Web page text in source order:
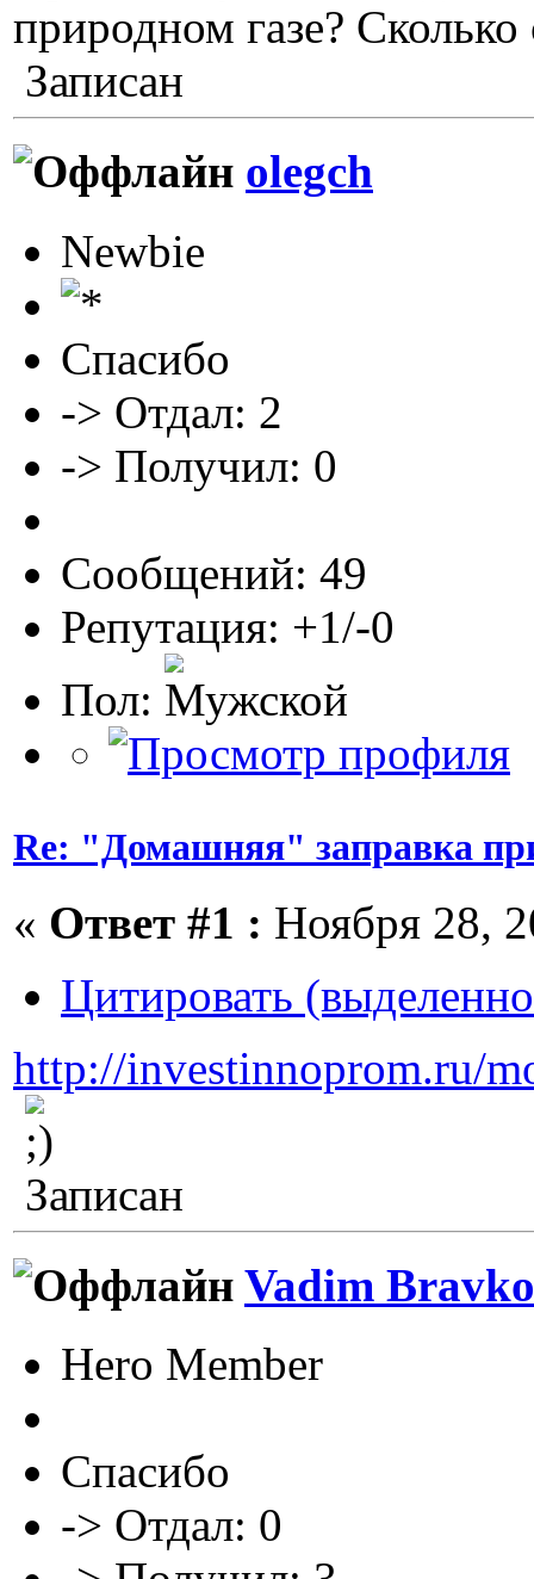
природном газе?
Записан
olegch
Newbie
Спасибо
-> Отдал: 2
-> Получил: 0
Сообщений: 49
Репутация: +1/-0
Пол:
Re: "Домашняя" заправка
« Ответ #1 : Ноября 28,
Цитировать
http://investinnoprom.ru/
Записан
Vadim
Hero Member
Спасибо
-> Отдал: 0